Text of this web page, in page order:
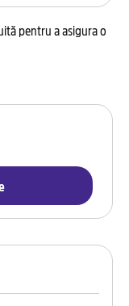
pentru a asigura o